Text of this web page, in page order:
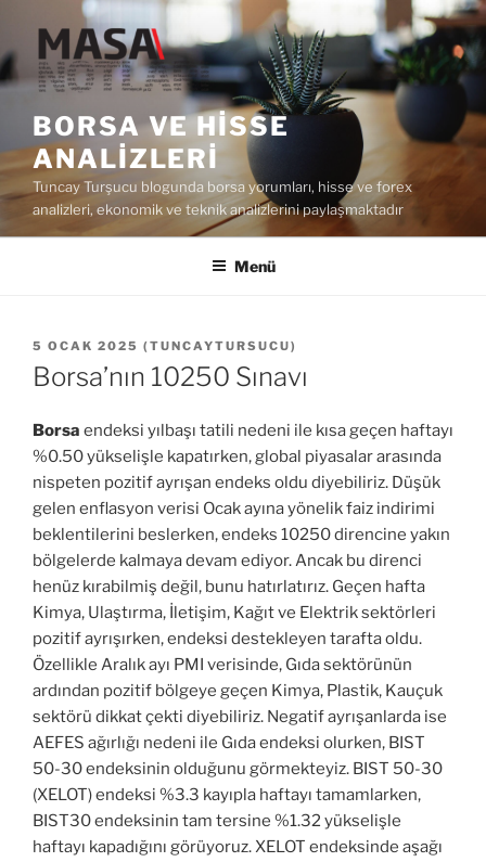
BORSA VE HISSE
ANALIZLERI
Tuncay Turşucu blogunda borsa yorumları, hisse ve forex
analizleri, ekonomik ve teknik analizlerini paylaşmaktadır
Menü
YAYIM
TARIHI
5 OCAK 2025 ( TUNCAYTURSUCU)
Borsa’nın 10250 Sınavı
Borsa endeksi yılbaşı tatili nedeni ile kısa geçen haftayı
%0.50 yükselişle kapatırken, global piyasalar arasında
nispeten pozitif ayrışan endeks oldu diyebiliriz. Düşük
gelen enflasyon verisi Ocak ayına yönelik faiz indirimi
beklentilerini beslerken, endeks 10250 direncine yakın
bölgelerde kalmaya devam ediyor. Ancak bu direnci
henüz kırabilmiş değil, bunu hatırlatırız. Geçen hafta
Kimya, Ulaştırma, İletişim, Kağıt ve Elektrik sektörleri
pozitif ayrışırken, endeksi destekleyen tarafta oldu.
Özellikle Aralık ayı PMI verisinde, Gıda sektörünün
ardından pozitif bölgeye geçen Kimya, Plastik, Kauçuk
sektörü dikkat çekti diyebiliriz. Negatif ayrışanlarda ise
AEFES ağırlığı nedeni ile Gıda endeksi olurken, BIST
50-30 endeksinin olduğunu görmekteyiz. BIST 50-30
(XELOT) endeksi %3.3 kayıpla haftayı tamamlarken,
BIST30 endeksinin tam tersine %1.32 yükselişle
haftayı kapadığını görüyoruz. XELOT endeksinde aşağı